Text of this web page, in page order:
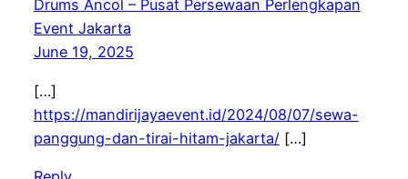
Drums Ancol – Pusat Persewaan Perlengkapan
Event Jakarta
June 19, 2025
[…]
https://mandirijayaevent.id/2024/08/07/sewa-
panggung-dan-tirai-hitam-jakarta/[…]